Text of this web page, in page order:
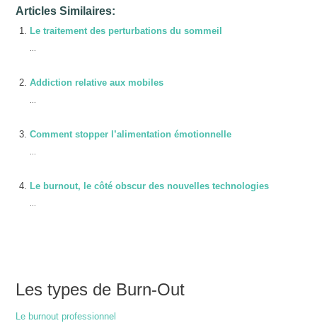
Articles Similaires:
Le traitement des perturbations du sommeil
Addiction relative aux mobiles
Comment stopper l’alimentation émotionnelle
Le burnout, le côté obscur des nouvelles technologies
Les types de Burn-Out
Le burnout professionnel